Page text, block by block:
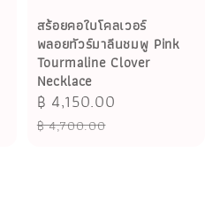
สร้อยคอใบโคลเวอร์
พลอยทัวร์มาลีนชมพู Pink
Tourmaline Clover
Necklace
Sale
price
฿ 4,150.00
฿ 4,700.00